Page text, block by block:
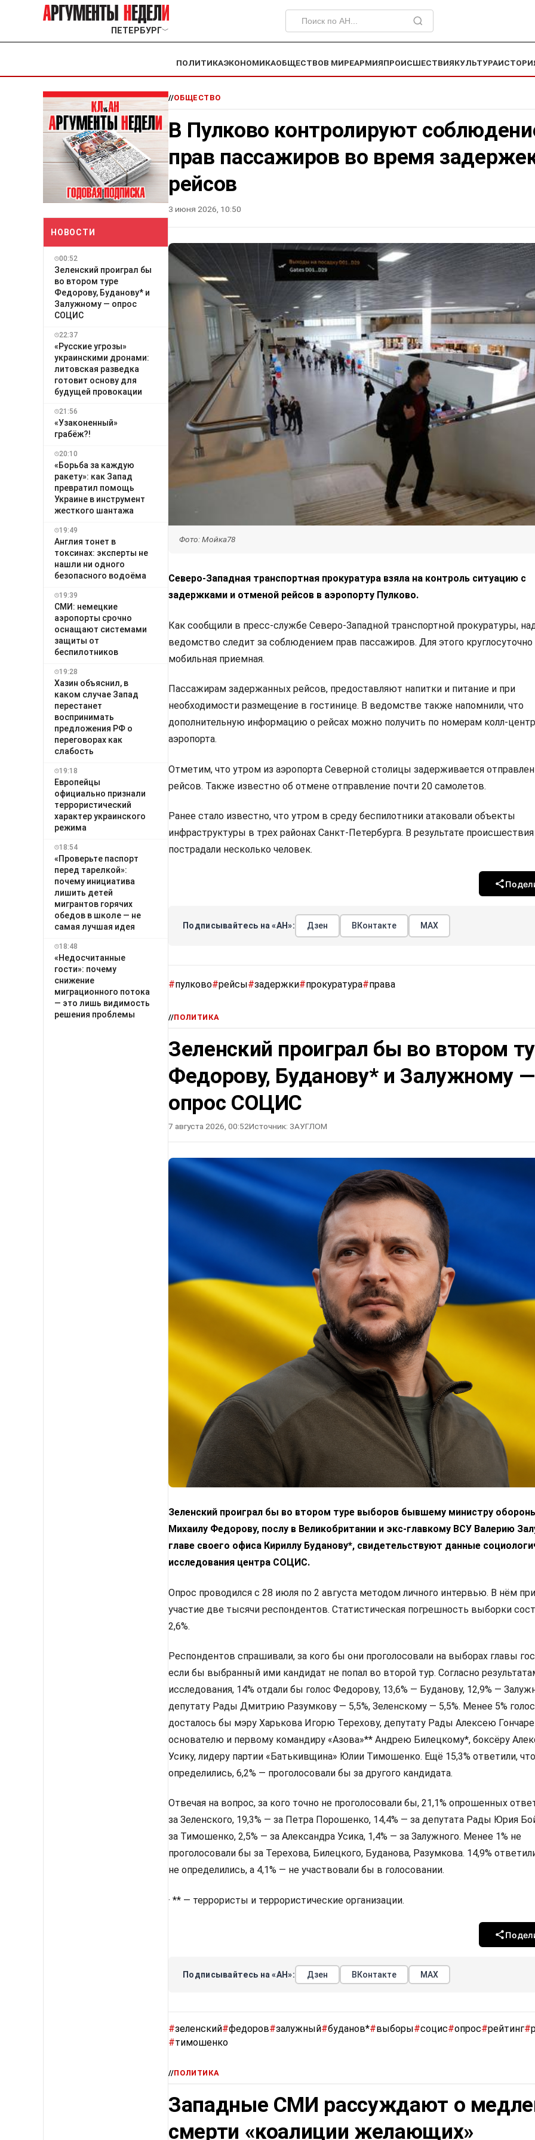
ПЕТЕРБУРГ﹀
ПОЛИТИКАЭКОНОМИКАОБЩЕСТВОВ МИРЕАРМИЯПРОИСШЕСТВИЯКУЛЬТУРА
НОВОСТИ
00:52
Зеленский проиграл бы
во втором туре
Федорову, Буданову* и
Залужному — опрос
СОЦИС
22:37
«Русские угрозы»
украинскими дронами:
литовская разведка
готовит основу для
будущей провокации
21:56
«Узаконенный»
грабёж?!
20:10
«Борьба за каждую
ракету»: как Запад
превратил помощь
Украине в инструмент
жесткого шантажа
19:49
Англия тонет в
токсинах: эксперты не
нашли ни одного
безопасного водоёма
19:39
СМИ: немецкие
аэропорты срочно
оснащают системами
защиты от
беспилотников
19:28
Хазин объяснил, в
каком случае Запад
перестанет
воспринимать
предложения РФ о
переговорах как
слабость
19:18
Европейцы
официально признали
террористический
характер украинского
режима
18:54
«Проверьте паспорт
перед тарелкой»:
почему инициатива
лишить детей
мигрантов горячих
обедов в школе — не
самая лучшая идея
18:48
«Недосчитанные
гости»: почему
снижение
миграционного потока
— это лишь видимость
решения проблемы
//ОБЩЕСТВО
В Пулково контролируют
прав пассажиров во время
рейсов
3 июня 2026, 10:50
Фото: Мойка78
Северо-Западная транспортная прокуратура взяла на контроль ситуацию с
задержками и отменой рейсов в аэропорту Пулково.
Как сообщили в пресс-службе Северо-Западной транспортной прокуратуры,
ведомство следит за соблюдением прав пассажиров. Для этого круглосуточно
мобильная приемная.
Пассажирам задержанных рейсов, предоставляют напитки и питание и при
необходимости размещение в гостинице. В ведомстве также напомнили, что
дополнительную информацию о рейсах можно получить по номерам колл-
аэропорта.
Отметим, что утром из аэропорта Северной столицы задерживается
рейсов. Также известно об отмене отправление почти 20 самолетов.
Ранее стало известно, что утром в среду беспилотники атаковали объекты
инфраструктуры в трех районах Санкт-Петербурга. В результате происшествия
пострадали несколько человек.
Подписывайтесь на «АН»: Дзен ВКонтакте МАХ
#пулково#рейсы#задержки#прокуратура#права
//ПОЛИТИКА
Зеленский проиграл бы во втором
Федорову, Буданову* и Залужному —
опрос СОЦИС
7 августа 2026, 00:52Источник: ЗАУГЛОМ
Зеленский проиграл бы во втором туре выборов бывшему министру
Михаилу Федорову, послу в Великобритании и экс-главкому ВСУ Валерию
главе своего офиса Кириллу Буданову*, свидетельствуют данные
исследования центра СОЦИС.
Опрос проводился с 28 июля по 2 августа методом личного интервью. В нём
участие две тысячи респондентов. Статистическая погрешность выборки
2,6%.
Респондентов спрашивали, за кого бы они проголосовали на выборах главы
если бы выбранный ими кандидат не попал во второй тур. Согласно
исследования, 14% отдали бы голос Федорову, 13,6% — Буданову, 12,9% —
депутату Рады Дмитрию Разумкову — 5,5%, Зеленскому — 5,5%. Менее 5%
досталось бы мэру Харькова Игорю Терехову, депутату Рады Алексею
основателю и первому командиру «Азова»** Андрею Билецкому*, боксёру
Усику, лидеру партии «Батькивщина» Юлии Тимошенко. Ещё 15,3% ответили,
определились, 6,2% — проголосовали бы за другого кандидата.
Отвечая на вопрос, за кого точно не проголосовали бы, 21,1% опрошенных
за Зеленского, 19,3% — за Петра Порошенко, 14,4% — за депутата Рады Юрия
за Тимошенко, 2,5% — за Александра Усика, 1,4% — за Залужного. Менее 1% не
проголосовали бы за Терехова, Билецкого, Буданова, Разумкова. 14,9%
не определились, а 4,1% — не участвовали бы в голосовании.
· ** — террористы и террористические организации.
Подписывайтесь на «АН»: Дзен ВКонтакте МАХ
#зеленский#федоров#залужный#буданов*#выборы#социс#опрос#рейтинг#
#тимошенко
//ПОЛИТИКА
Западные СМИ рассуждают о
смерти «коалиции желающих»